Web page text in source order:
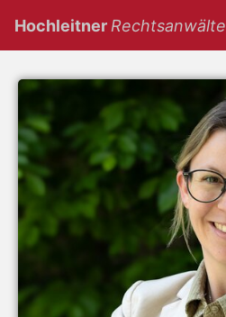
Hochleitner Rechtsanwälte